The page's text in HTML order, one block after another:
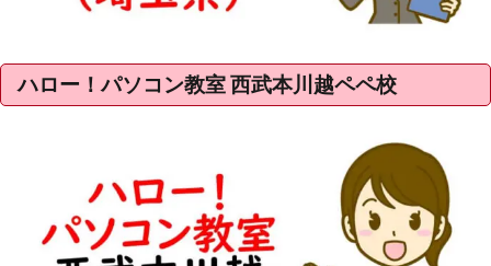
ハロー！パソコン教室 西武本川越ペペ校